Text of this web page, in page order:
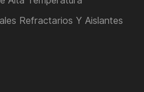
Refractarios Y Aislantes